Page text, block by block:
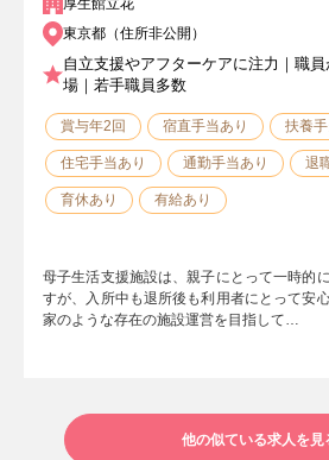
厚生館立花
東京都（住所非公開）
自立支援やアフターケアに注力｜職
場｜若手職員多数
賞与年2回 宿直手当あり 扶養
住宅手当あり 通勤手当あり 退
育休あり 有給あり
母子生活支援施設は、親子にとって一時的
すが、入所中も退所後も利用者にとって安
家のような存在の施設運営を目指して…
他の似ている求人を見